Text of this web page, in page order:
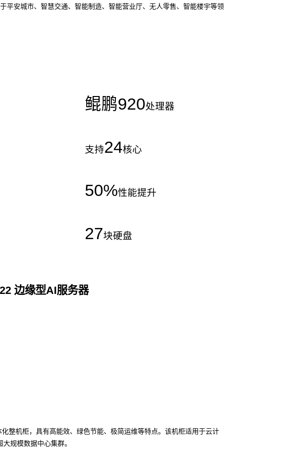
平安城市、智慧交通、智能制造、智能营业厅、无人零售、智能楼宇等领
鲲鹏920处理器
支持24核心
50%性能提升
27块硬盘
边缘型AI服务器
整机柜，具有高能效、绿色节能、极简运维等特点。该机柜适用于云计
规模数据中心集群。